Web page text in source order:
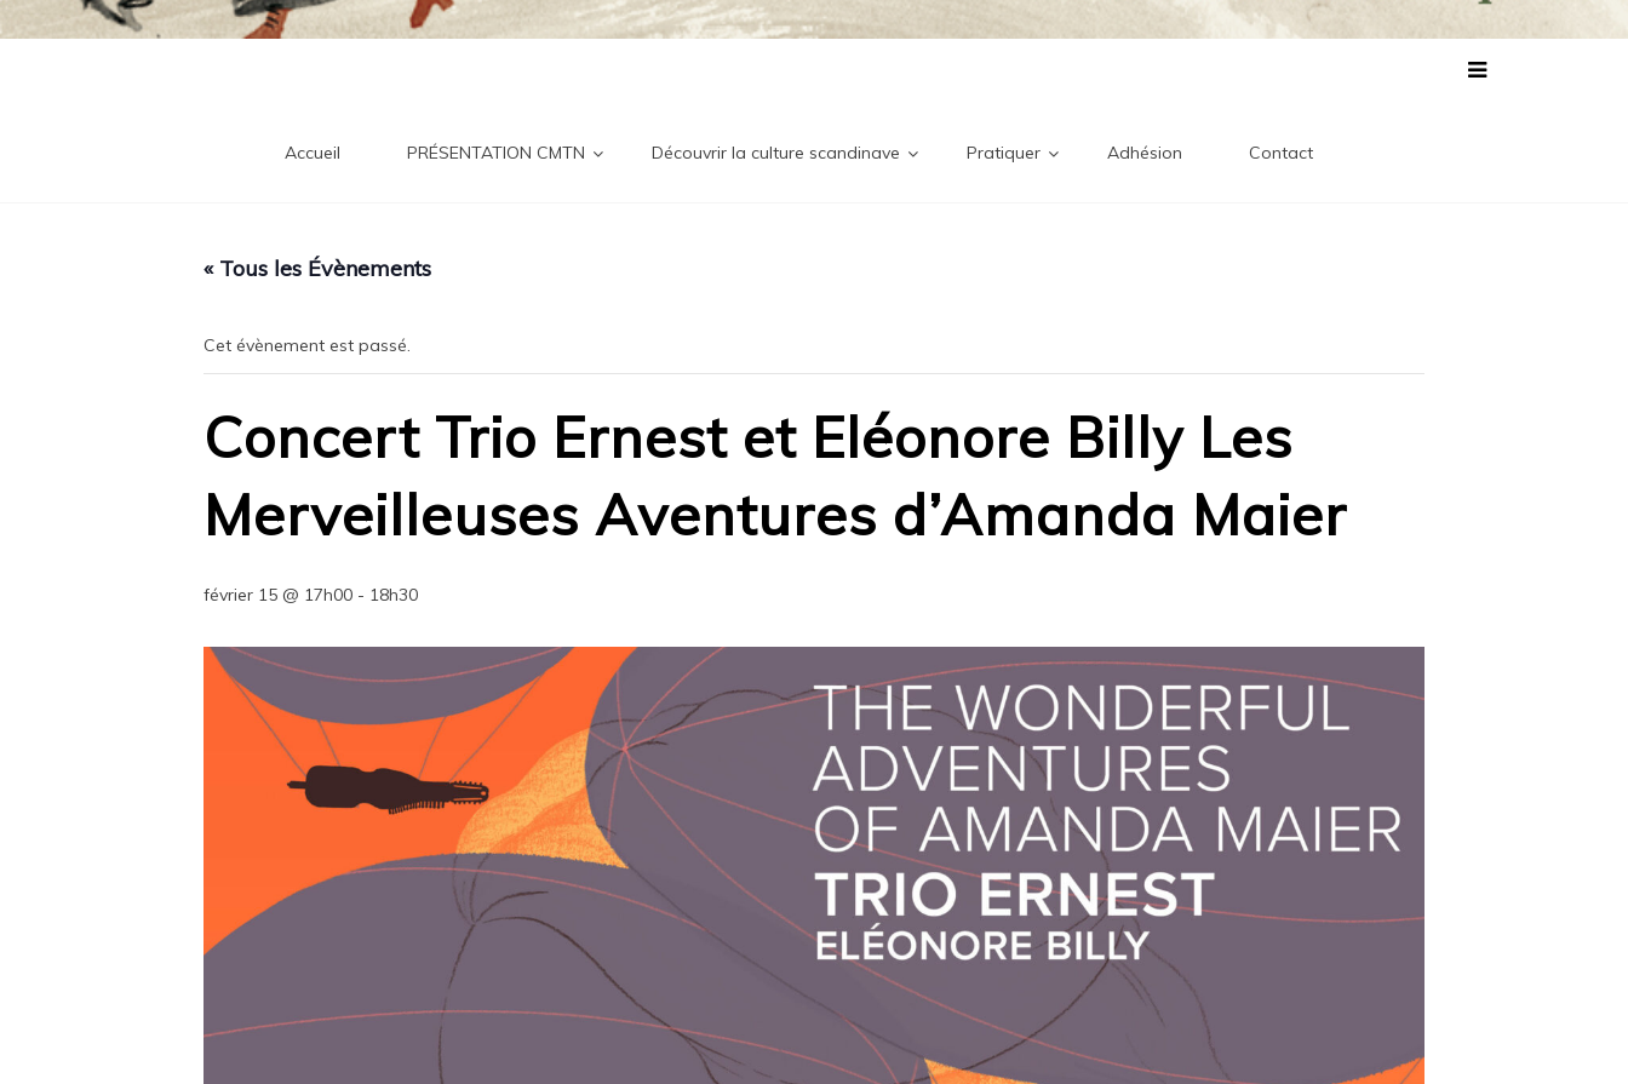
nordiques
Accueil PRÉSENTATION CMTN Découvrir la culture scandinave Pratiquer Adhésion Contact
« Tous les Évènements
Cet évènement est passé.
Concert Trio Ernest et Eléonore Billy Les
Merveilleuses Aventures d’Amanda Maier
février 15 @ 17h00 - 18h30